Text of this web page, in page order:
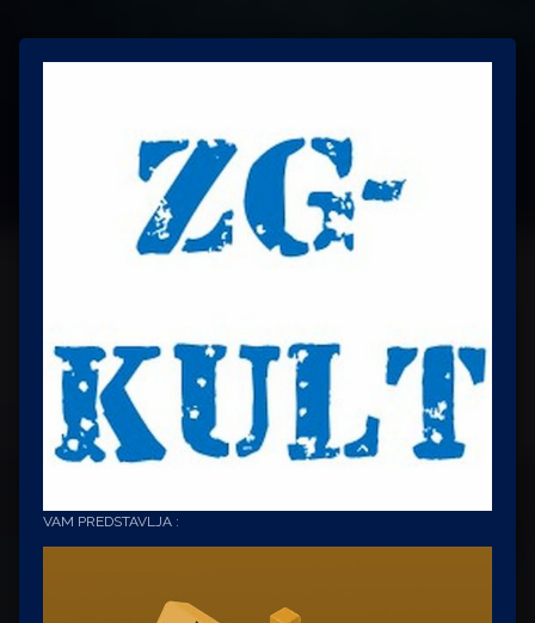
VAM PREDSTAVLJA :